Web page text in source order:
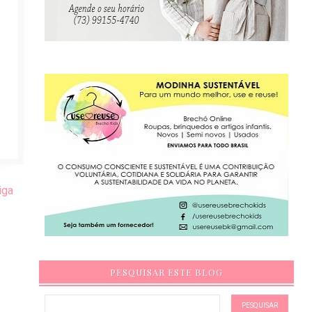
PESQUISAR ESTE BLOG